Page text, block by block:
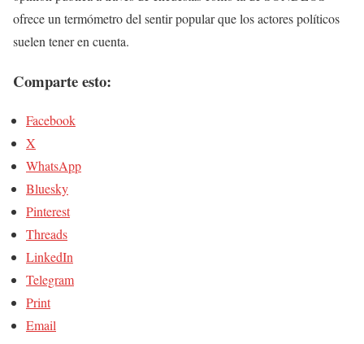
ofrece un termómetro del sentir popular que los actores políticos
suelen tener en cuenta.
Comparte esto:
Facebook
X
WhatsApp
Bluesky
Pinterest
Threads
LinkedIn
Telegram
Print
Email